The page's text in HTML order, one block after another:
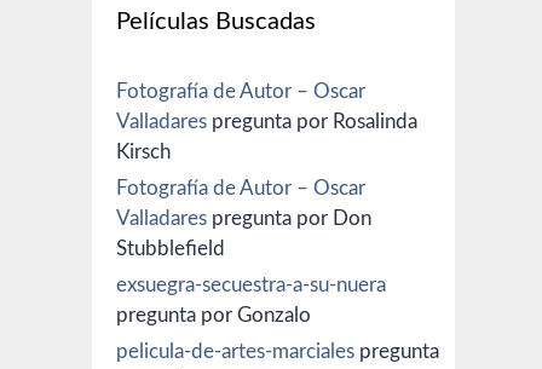
Películas Buscadas
Fotografía de Autor – Oscar
Valladares pregunta por Rosalinda
Kirsch
Fotografía de Autor – Oscar
Valladares pregunta por Don
Stubblefield
exsuegra-secuestra-a-su-nuera
pregunta por Gonzalo
pelicula-de-artes-marciales pregunta